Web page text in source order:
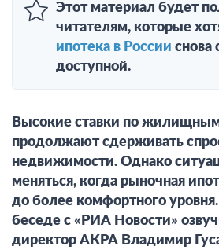
Этот материал будет
читателям, которые
ипотека в России снова
доступной.
Высокие ставки по
продолжают сдерживать
недвижимости. Однако
меняться, когда рыночная
до более комфортного
беседе с «РИА Новости»
директор АКРА Владимир